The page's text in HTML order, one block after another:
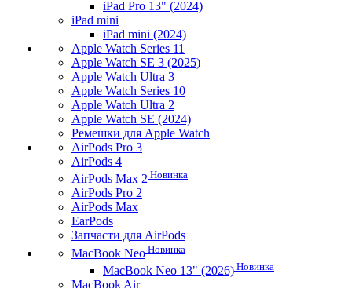
iPad Pro 13" (2024)
iPad mini
iPad mini (2024)
Apple Watch Series 11
Apple Watch SE 3 (2025)
Apple Watch Ultra 3
Apple Watch Series 10
Apple Watch Ultra 2
Apple Watch SE (2024)
Ремешки для Apple Watch
AirPods Pro 3
AirPods 4
AirPods Max 2 Новинка
AirPods Pro 2
AirPods Max
EarPods
Запчасти для AirPods
MacBook Neo Новинка
MacBook Neo 13" (2026) Новинка
MacBook Air